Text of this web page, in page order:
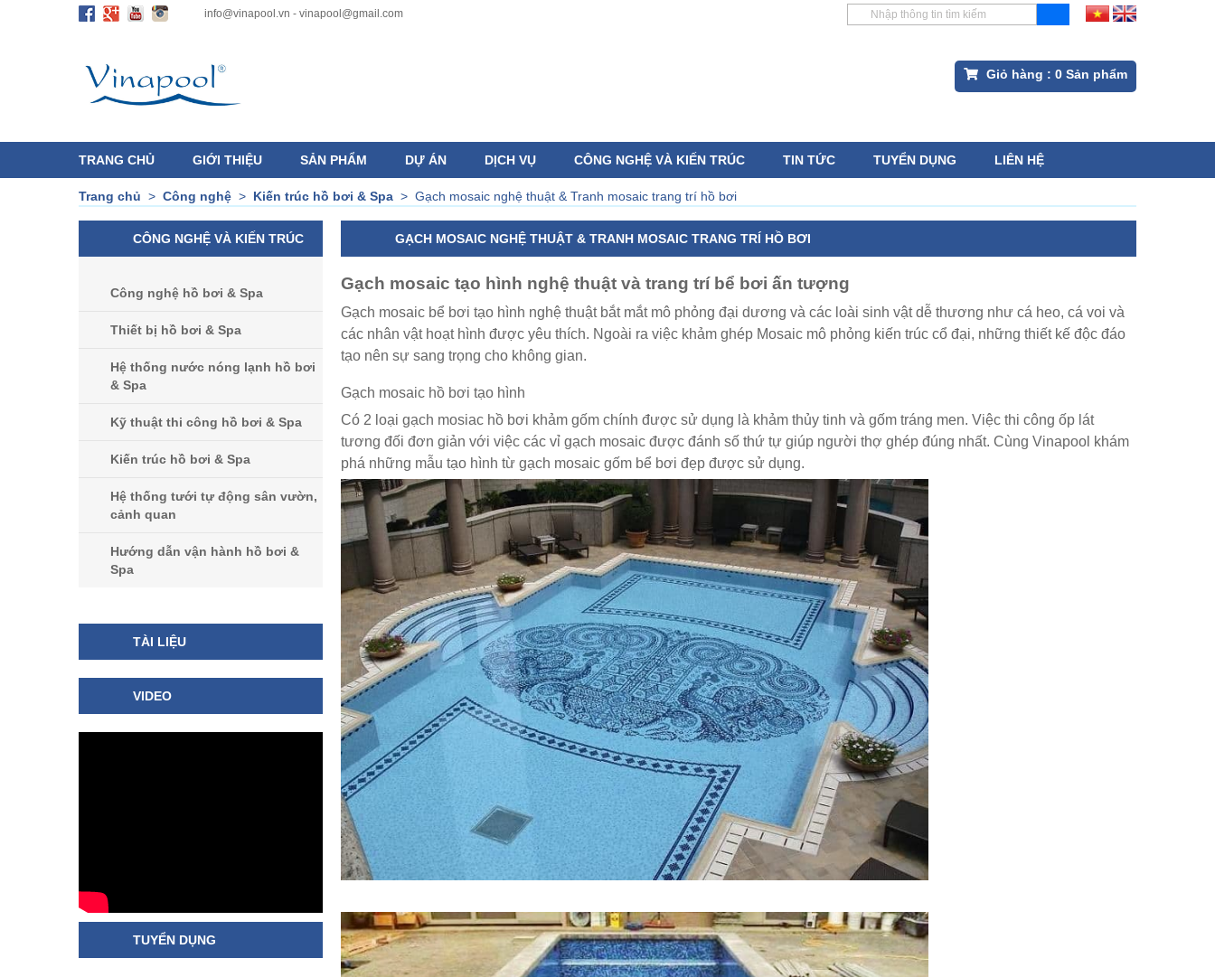
info@vinapool.vn - vinapool@gmail.com
Giỏ hàng : 0 Sản phẩm
TRANG CHỦ GIỚI THIỆU SẢN PHẨM DỰ ÁN DỊCH VỤ CÔNG NGHỆ VÀ KIẾN TRÚC TIN TỨC TUYỂN DỤNG LIÊN HỆ
Trang chủ > Công nghệ > Kiến trúc hồ bơi & Spa > Gạch mosaic nghệ thuật & Tranh mosaic trang trí hồ bơi
CÔNG NGHỆ VÀ KIẾN TRÚC
Công nghệ hồ bơi & Spa
Thiết bị hồ bơi & Spa
Hệ thống nước nóng lạnh hồ bơi
& Spa
Kỹ thuật thi công hồ bơi & Spa
Kiến trúc hồ bơi & Spa
Hệ thống tưới tự động sân vườn,
cảnh quan
Hướng dẫn vận hành hồ bơi &
Spa
TÀI LIỆU
VIDEO
TUYỂN DỤNG
GẠCH MOSAIC NGHỆ THUẬT & TRANH MOSAIC TRANG TRÍ HỒ BƠI
Gạch mosaic tạo hình nghệ thuật và trang trí bể bơi ấn tượng
Gạch mosaic bể bơi tạo hình nghệ thuật bắt mắt mô phỏng đại dương và các loài sinh vật dễ thương như cá heo, cá voi và
các nhân vật hoạt hình được yêu thích. Ngoài ra việc khảm ghép Mosaic mô phỏng kiến trúc cổ đại, những thiết kế độc đáo
tạo nên sự sang trọng cho không gian.
Gạch mosaic hồ bơi tạo hình
Có 2 loại gạch mosiac hồ bơi khảm gốm chính được sử dụng là khảm thủy tinh và gốm tráng men. Việc thi công ốp lát
tương đối đơn giản với việc các vỉ gạch mosaic được đánh số thứ tự giúp người thợ ghép đúng nhất. Cùng Vinapool khám
phá những mẫu tạo hình từ gạch mosaic gốm bể bơi đẹp được sử dụng.